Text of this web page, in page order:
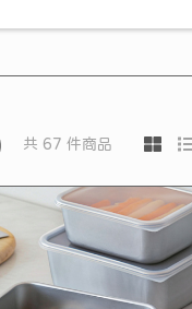
共 67 件商品